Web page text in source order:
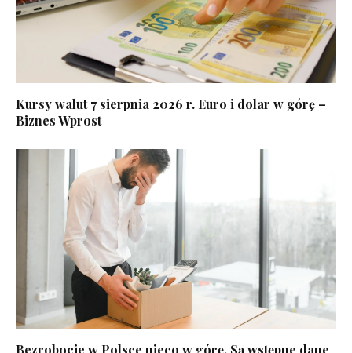
Kursy walut 7 sierpnia 2026 r. Euro i dolar w górę –
Biznes Wprost